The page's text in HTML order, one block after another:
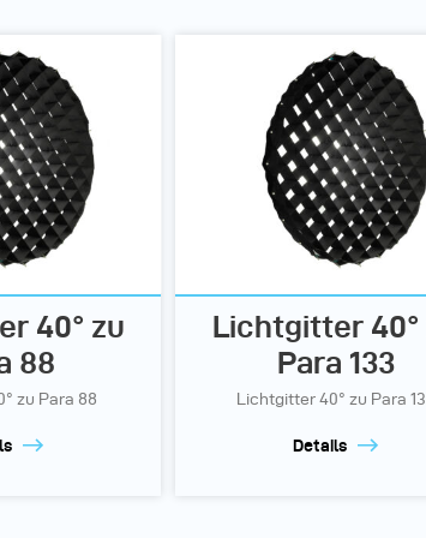
40° zu
88
zu Para 88
Lichtgitter 40°
Para 133
Lichtgitter 40° zu Para
Details